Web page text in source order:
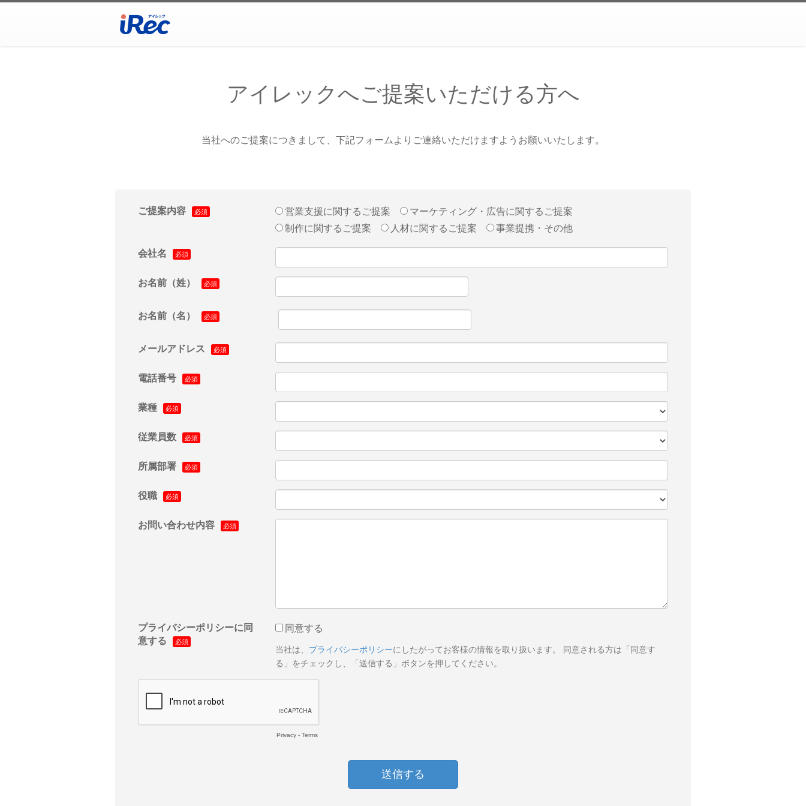
アイレックへご提案いただける方へ
当社へのご提案につきまして、下記フォームよりご連絡いただけますようお願いいたします。
ご提案内容 営業支援に関するご提案
マーケティング・広告に関するご提案
制作に関するご提案
人材に関するご提案 事業提携・その他
会社名
お名前（姓）
お名前（名）
メールアドレス
電話番号
業種
従業員数
所属部署
役職
お問い合わせ内容
プライバシーポリシーに同
意する
同意する
当社は、 プライバシーポリシーにしたがってお客様の情報を取り扱います。 同意される方は「同意す
る」をチェックし、「送信する」ボタンを押してください。
Privacy - Terms